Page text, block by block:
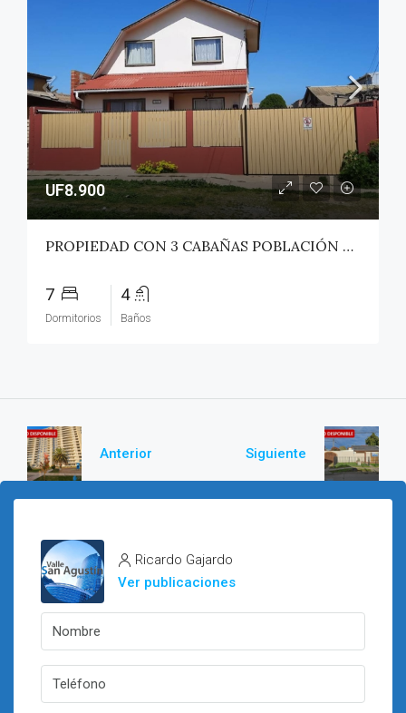
UF8.900
PROPIEDAD CON 3 CABAÑAS POBLACIÓN ROSS – PICHILEMU
7
Dormitorios
4
Baños
Anterior Siguiente
Ricardo Gajardo
Ver publicaciones